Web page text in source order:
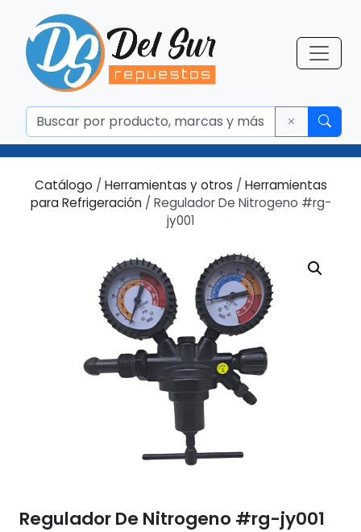
Catálogo / Herramientas y otros / Herramientas
para Refrigeración/ Regulador De Nitrogeno #rg-
jy001
Regulador De Nitrogeno #rg-jy001